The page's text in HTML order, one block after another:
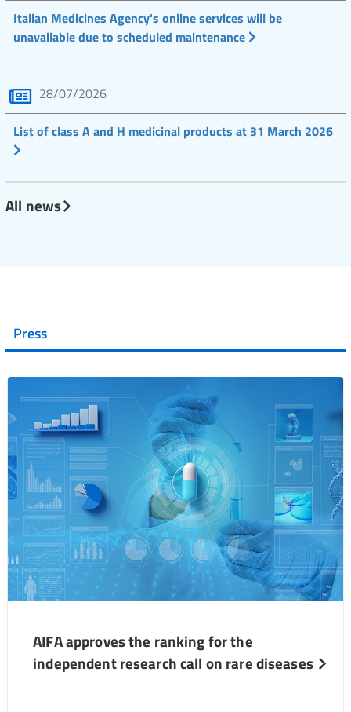
Italian Medicines Agency's online services will be
unavailable due to scheduled maintenance
28/07/2026
List of class A and H medicinal products at 31 March 2026
All news
Press
AIFA approves the ranking for the
independent research call on rare diseases